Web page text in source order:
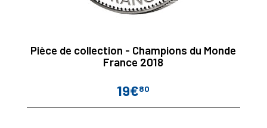
Pièce de collection - Champions du Monde
France 2018
Prix
19€80